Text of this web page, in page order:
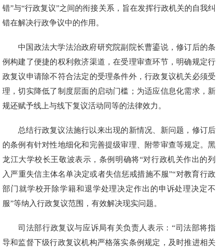
错”与“行政复议”之间的衔接关系，旨在发挥行政机关的自我纠
错在解决行政争议中的作用。
中国政法大学法治政府研究院副院长曹鎏说，修订后的条
例构建了便捷的权利救济渠道，在受理审查环节，明确规定行
政复议申请除不符合法定的受理条件外，行政复议机关必须受
理，切实降低了制度层面的启动门槛；为适应信息化需求，新
规还赋予线上与线下复议活动同等的法律效力。
总结行政复议法施行以来出现的新情况、新问题，修订后
的条例有针对性地细化和完善提级审理、附带审查等规定。黑
龙江大学校长王敬波表示，条例明确将“对行政机关作出的列
入严重失信主体名单决定或者失信惩戒措施不服”“对教育行政
部门就学校开除学籍和退学处理决定作出的申诉处理决定不
服”等纳入行政复议范围，有效解决现实问题。
司法部行政复议与应诉局有关负责人表示：“司法部将指
导和监督下级行政复议机构严格落实条例规定，及时推进相关